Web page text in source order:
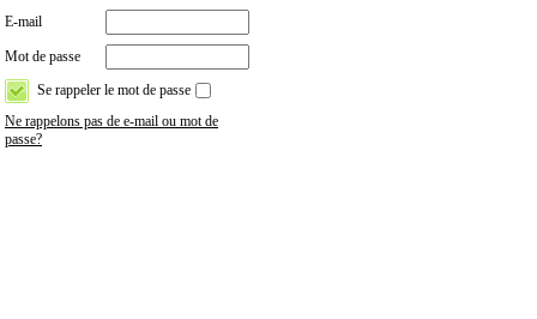
E-mail
Mot de passe
Se rappeler le mot de passe
Ne rappelons pas de e-mail ou mot de
passe?